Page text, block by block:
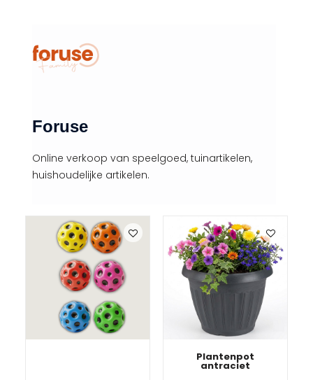
Foruse
Online verkoop van speelgoed, tuinartikelen,
huishoudelijke artikelen.
Plantenpot
antraciet